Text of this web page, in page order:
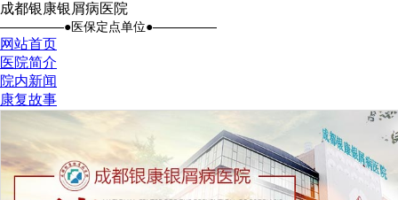
成都银康银屑病医院
●医保定点单位●
网站首页
医院简介
院内新闻
康复故事